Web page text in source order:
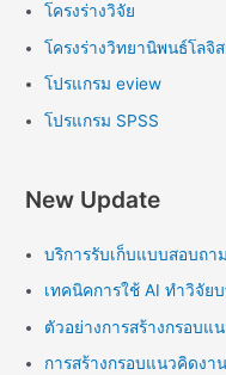
โครงร่างวิจัย
โครงร่างวิทยานิพนธ์โลจิ
โปรแกรม eview
โปรแกรม SPSS
New Update
บริการรับเก็บแบบสอบถ
เทคนิคการใช้ AI ทำวิจัย
ตัวอย่างการสร้างกรอบ
การสร้างกรอบแนวคิดงา